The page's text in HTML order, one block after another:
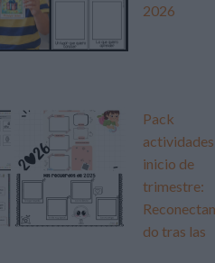
2026
Pack
actividades
inicio de
trimestre:
Reconectan
do tras las